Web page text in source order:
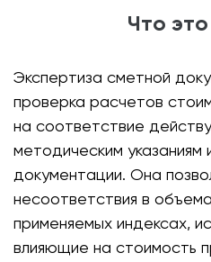
Что
Экспертиза сметной
проверка расчетов
на соответствие
методическим указаниям
документации. Она
несоответствия в
применяемых индексах,
влияющие на стоимость